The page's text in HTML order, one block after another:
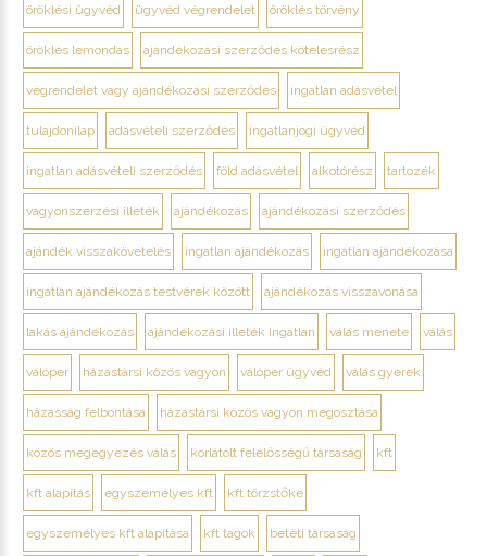
öröklési ügyvéd ügyvéd végrendelet öröklés törvény
öröklés lemondás ajándékozási szerződés kötelesrész
végrendelet vagy ajándékozási szerződés ingatlan adásvétel
tulajdonilap adásvételi szerződés ingatlanjogi ügyvéd
ingatlan adásvételi szerződés föld adásvétel alkotórész tartozék
vagyonszerzési illeték ajándékozás ajándékozási szerződés
ajándék visszakövetelés ingatlan ajándékozás ingatlan ajándékozása
ingatlan ajándékozás testvérek között ajándékozás visszavonása
lakás ajándékozás ajándékozási illeték ingatlan válás menete válás
válóper házastársi közös vagyon válóper ügyvéd válás gyerek
házasság felbontása házastársi közös vagyon megosztása
közös megegyezés válás korlátolt felelősségű társaság kft
kft alapítás egyszemélyes kft kft törzstőke
egyszemélyes kft alapítása kft tagok betéti társaság